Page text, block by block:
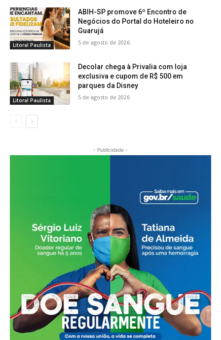
Litoral Paulista
ABIH-SP promove 6º Encontro de
Negócios do Portal do Hoteleiro no
Guarujá
5 de agosto de 2026
Litoral Paulista
Decolar chega à Privalia com loja
exclusiva e cupom de R$ 500 em
parques da Disney
5 de agosto de 2026
- Publicidade -